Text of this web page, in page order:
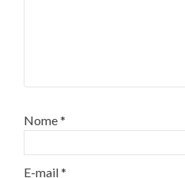
Nome*
E-mail*